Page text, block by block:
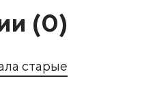
(0)
старые